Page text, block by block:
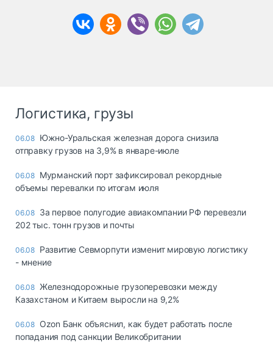
Логистика, грузы
06.08 Южно-Уральская железная дорога снизила
отправку грузов на 3,9% в январе-июле
06.08 Мурманский порт зафиксировал рекордные
объемы перевалки по итогам июля
06.08 За первое полугодие авиакомпании РФ перевезли
202 тыс. тонн грузов и почты
06.08 Развитие Севморпути изменит мировую логистику
- мнение
06.08 Железнодорожные грузоперевозки между
Казахстаном и Китаем выросли на 9,2%
06.08 Ozon Банк объяснил, как будет работать после
попадания под санкции Великобритании